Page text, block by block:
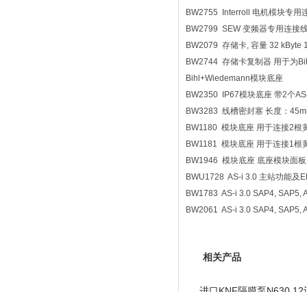
BW2755 Interroll 电机模块专用
BW2799 SEW 变频器专用连接
BW2079 存储卡, 容量 32 kByte
BW2744 存储卡复制器 用于为
Bihl+Wiedemann模块底座
BW2350 IP67模块底座 带2个
BW3283 线槽密封塞 长度：
BW1180 模块底座 用于连接2根
BW1181 模块底座 用于连接1根
BW1946 模块底座 底座模块面板
BWU1728 AS-i 3.0 主站功能及
BW1783 AS-i 3.0 SAP4, SAP5,
BW2061 AS-i 3.0 SAP4, SAP5,
相关产品